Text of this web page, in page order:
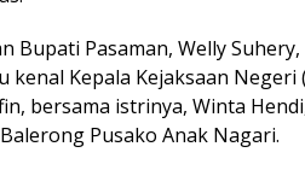
Bupati Pasaman, Welly
kenal Kepala Kejaksaan Negeri
bersama istrinya, Winta
Pusako Anak Nagari.